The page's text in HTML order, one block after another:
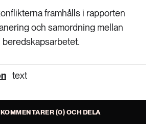
framhålls i rapporten
och samordning mellan
text
(0) OCH DELA